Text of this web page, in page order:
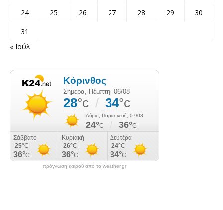
24
25 26 27 28 29
30
31
« Ιούλ
πρόγνωση καιρού από το weather.gr